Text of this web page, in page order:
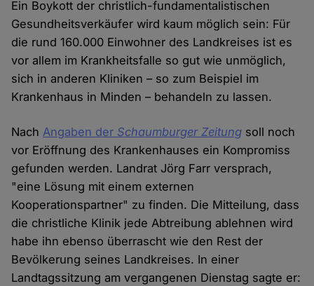
Ein Boykott der christlich-fundamentalistischen
Gesundheitsverkäufer wird kaum möglich sein: Für
die rund 160.000 Einwohner des Landkreises ist es
vor allem im Krankheitsfalle so gut wie unmöglich,
sich in anderen Kliniken – so zum Beispiel im
Krankenhaus in Minden – behandeln zu lassen.
NachAngaben der Schaumburger Zeitung soll noch
vor Eröffnung des Krankenhauses ein Kompromiss
gefunden werden. Landrat Jörg Farr versprach,
"eine Lösung mit einem externen
Kooperationspartner" zu finden. Die Mitteilung, dass
die christliche Klinik jede Abtreibung ablehnen wird
habe ihn ebenso überrascht wie den Rest der
Bevölkerung seines Landkreises. In einer
Landtagssitzung am vergangenen Dienstag sagte er: